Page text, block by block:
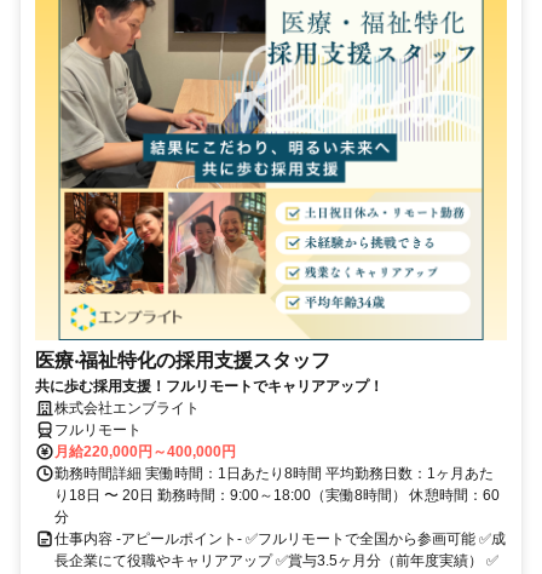
医療‧福祉特化の採用支援スタッフ
共に歩む採用支援！フルリモートでキャリアアップ！
株式会社エンブライト
フルリモート
月給220,000円～400,000円
勤務時間詳細 実働時間：1日あたり8時間 平均勤務日数：1ヶ月あた
り18日 〜 20日 勤務時間：9:00～18:00（実働8時間） 休憩時間：60
分
仕事内容 -アピールポイント- ✅フルリモートで全国から参画可能 ✅成
長企業にて役職やキャリアアップ ✅賞与3.5ヶ月分（前年度実績） ✅